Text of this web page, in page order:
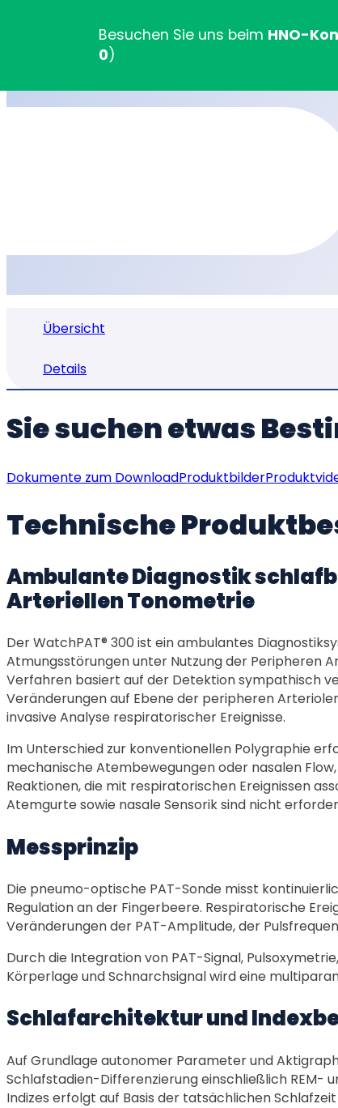
Besuchen Sie uns beim HNO-
0)
Übersicht
Details
Sie suchen etwas
Dokumente zum DownloadProduktbilder
Technische
Ambulante Diagnostik
Arteriellen Tonometrie
Der WatchPAT® 300 ist ein ambulantes
Atmungsstörungen unter Nutzung der Peripheren
Verfahren basiert auf der Detektion sympathisch
Veränderungen auf Ebene der peripheren
invasive Analyse respiratorischer Ereignisse.
Im Unterschied zur konventionellen Polygraphie
mechanische Atembewegungen oder nasalen
Reaktionen, die mit respiratorischen Ereignissen
Atemgurte sowie nasale Sensorik sind nicht
Messprinzip
Die pneumo-optische PAT-Sonde misst
Regulation an der Fingerbeere. Respiratorische
Veränderungen der PAT-Amplitude, der
Durch die Integration von PAT-Signal,
Körperlage und Schnarchsignal wird eine
Schlafarchitektur und
Auf Grundlage autonomer Parameter und
Schlafstadien-Differenzierung einschließlich REM-
Indizes erfolgt auf Basis der tatsächlichen